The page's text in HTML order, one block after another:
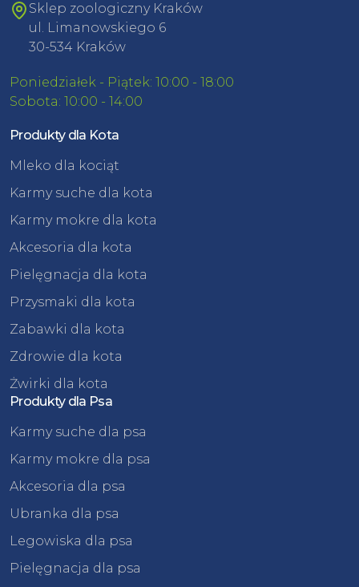
Sklep zoologiczny Kraków
ul. Limanowskiego 6
30-534 Kraków
Poniedziałek - Piątek: 10:00 - 18:00
Sobota: 10:00 - 14:00
Produkty dla Kota
Mleko dla kociąt
Karmy suche dla kota
Karmy mokre dla kota
Akcesoria dla kota
Pielęgnacja dla kota
Przysmaki dla kota
Zabawki dla kota
Zdrowie dla kota
Żwirki dla kota
Produkty dla Psa
Karmy suche dla psa
Karmy mokre dla psa
Akcesoria dla psa
Ubranka dla psa
Legowiska dla psa
Pielęgnacja dla psa